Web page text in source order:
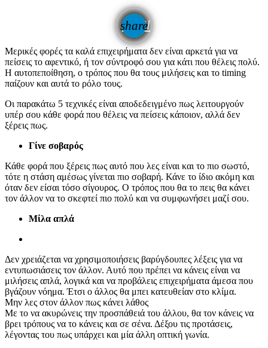
share
email
Μερικές φορές τα καλά επιχειρήματα δεν είναι αρκετά για να
πείσεις το αφεντικό, ή τον σύντροφό σου για κάτι που θέλεις πολύ.
Η αυτοπεποίθηση, ο τρόπος που θα τους μιλήσεις και το timing
παίζουν και αυτά το ρόλο τους.
Οι παρακάτω 5 τεχνικές είναι αποδεδειγμένο πως λειτουργούν
υπέρ σου κάθε φορά που θέλεις να πείσεις κάποιον, αλλά δεν
ξέρεις πως.
Γίνε σοβαρός
Κάθε φορά που ξέρεις πως αυτό που λες είναι και το πιο σωστό,
τότε η στάση αμέσως γίνεται πιο σοβαρή. Κάνε το ίδιο ακόμη και
όταν δεν είσαι τόσο σίγουρος. Ο τρόπος που θα το πεις θα κάνει
τον άλλον να το σκεφτεί πιο πολύ και να συμφωνήσει μαζί σου.
Μίλα απλά
Δεν χρειάζεται να χρησιμοποιήσεις βαρύγδουπες λέξεις για να
εντυπωσιάσεις τον άλλον. Αυτό που πρέπει να κάνεις είναι να
μιλήσεις απλά, λογικά και να προβάλεις επιχειρήματα άμεσα που
βγάζουν νόημα. Έτσι ο άλλος θα μπει κατευθείαν στο κλίμα.
Μην λες στον άλλον πως κάνει λάθος
Με το να ακυρώνεις την προσπάθειά του άλλου, θα τον κάνεις να
βρει τρόπους να το κάνεις και σε σένα. Δέξου τις προτάσεις,
λέγοντας του πως υπάρχει και μία άλλη οπτική γωνία.